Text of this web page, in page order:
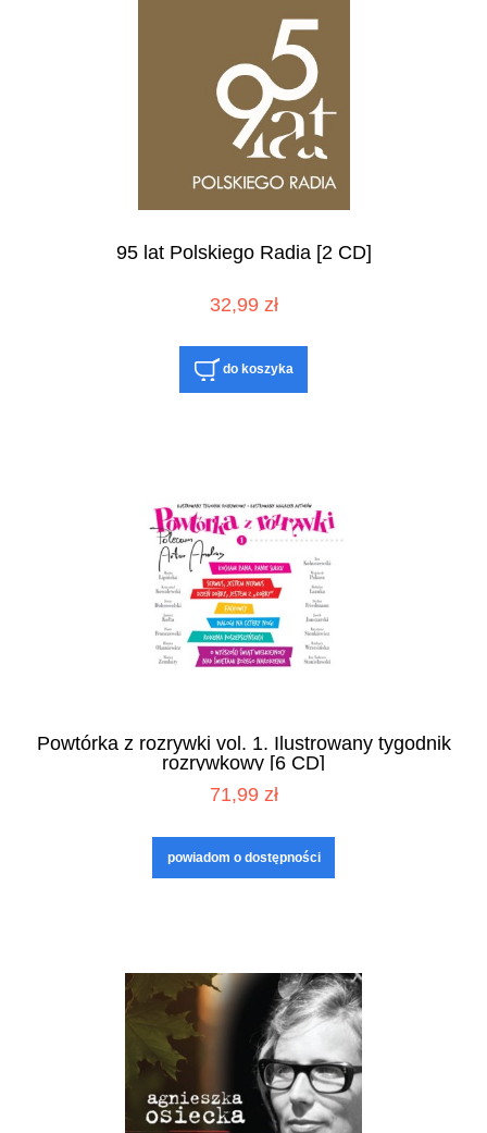
95 lat Polskiego Radia [2 CD]
32,99 zł
do koszyka
Powtórka z rozrywki vol. 1. Ilustrowany tygodnik
rozrywkowy [6 CD]
71,99 zł
powiadom o dostępności